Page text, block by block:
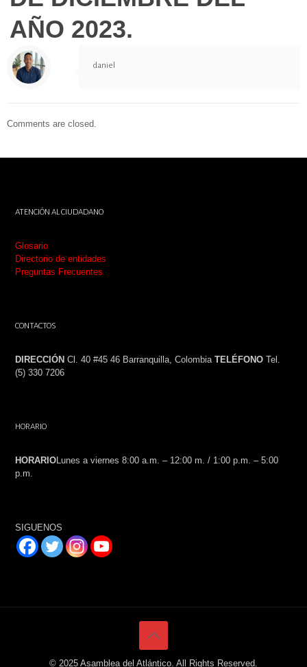
AÑO 2023.
daniel
Comments are closed.
ATENCIÓN AL CIUDADANO
Glosario
Directorio de entidades
Preguntas Frecuentes
CONTACTOS
DIRECCIÓN Cl. 40 #45 46 Barranquilla, Colombia TELÉFONO Tel.
(5) 330 7206
HORARIO
HORARIOLunes a viernes 8:00 a.m. – 12:00 m. / 1:00 p.m. – 5:00
p.m.
SIGUENOS
© 2025 Asamblea del Atlántico. All Rights Reserved.